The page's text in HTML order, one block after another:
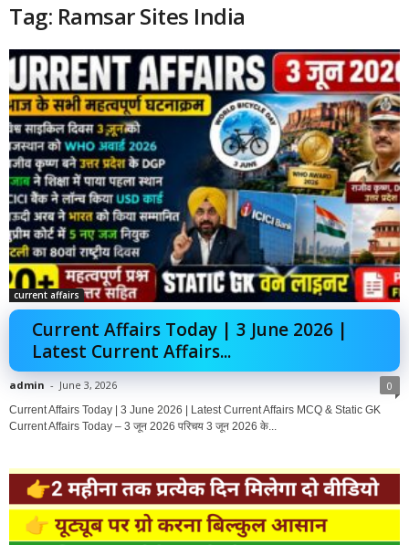
Tag: Ramsar Sites India
current affairs
Current Affairs Today | 3 June 2026 |
Latest Current Affairs...
admin - June 3, 2026 0
Current Affairs Today | 3 June 2026 | Latest Current Affairs MCQ & Static GK
Current Affairs Today – 3 जून 2026 परिचय 3 जून 2026 के...